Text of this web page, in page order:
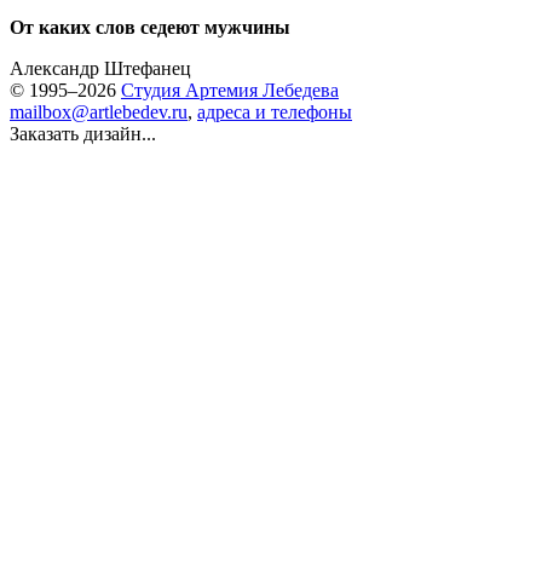
От каких слов седеют мужчины
Александр Штефанец
© 1995–2026 Студия Артемия Лебедева
mailbox@artlebedev.ru, адреса и телефоны
Заказать дизайн...